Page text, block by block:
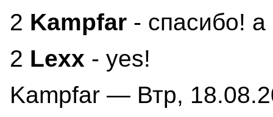
2 Kampfar - спасибо!
2 Lexx - yes!
Kampfar — Втр,